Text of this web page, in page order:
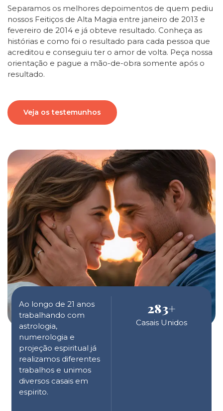
Ao longo de 21 anos
trabalhando com
astrologia,
numerologia e
projeção espiritual já
realizamos diferentes
trabalhos e unimos
diversos casais em
espirito.
283+
Casais Unidos
Separamos os melhores depoimentos de quem pediu
nossos Feitiços de Alta Magia entre janeiro de 2013 e
fevereiro de 2014 e já obteve resultado. Conheça as
histórias e como foi o resultado para cada pessoa que
acreditou e conseguiu ter o amor de volta. Peça nossa
orientação e pague a mão-de-obra somente após o
resultado.
Veja os testemunhos